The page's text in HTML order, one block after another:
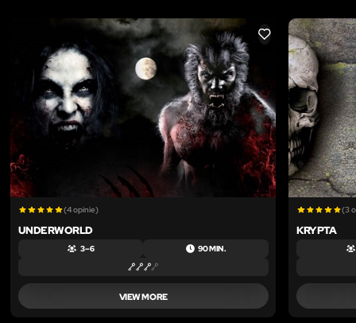
LIKE
(4 opinie)
UNDERWORLD
3 – 6 90 MIN.
VIEW MORE
(3
KRYPTA